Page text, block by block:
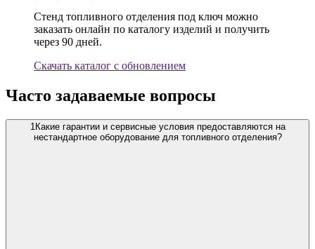
Стенд топливного отделения под ключ можно
заказать онлайн по каталогу изделий и получить
через 90 дней.
Скачать каталог с обновлением
Часто задаваемые вопросы
1 Какие гарантии и сервисные условия предоставляются на
нестандартное оборудование для топливного отделения?